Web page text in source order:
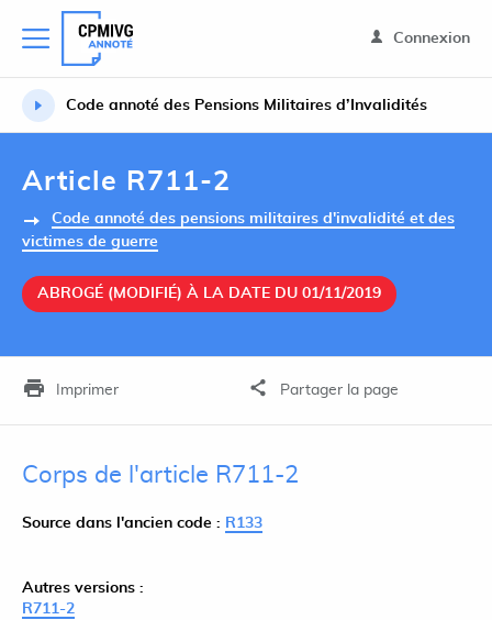
Connexion
Code annoté des Pensions Militaires d’Invalidités
Article R711-2
Code annoté des pensions militaires d'invalidité et des
victimes de guerre
ABROGÉ (MODIFIÉ) À LA DATE DU 01/11/2019
Imprimer Partager la page
Corps de l'article R711-2
Source dans l'ancien code : R133
Autres versions :
R711-2